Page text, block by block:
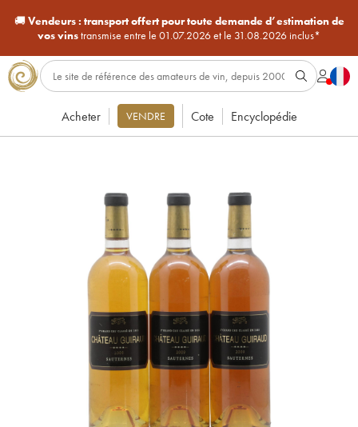
🚚Vendeurs : transport offert pour toute demande d’estimation de
vos vinstransmise entre le 01.07.2026 et le 31.08.2026 inclus*
Acheter VENDRE Cote Encyclopédie